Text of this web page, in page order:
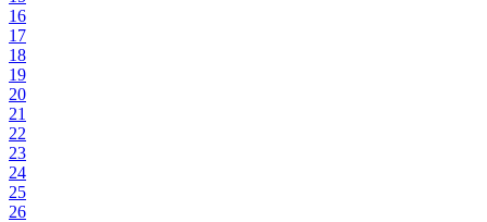
16
17
18
19
20
21
22
23
24
25
26